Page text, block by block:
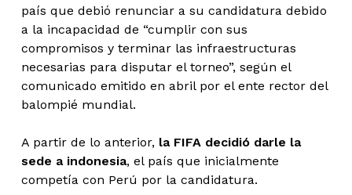
país que debió renunciar a su candidatura debido
a la incapacidad de “cumplir con sus
compromisos y terminar las infraestructuras
necesarias para disputar el torneo”, según el
comunicado emitido en abril por el ente rector del
balompié mundial.
A partir de lo anterior, la FIFA decidió darle la
sede a indonesia, el país que inicialmente
competía con Perú por la candidatura.